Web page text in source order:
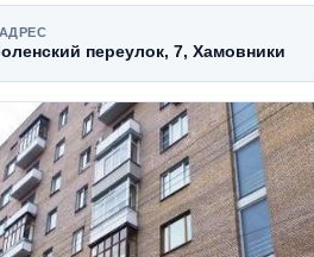
АДРЕС
переулок, 7, Хамовники